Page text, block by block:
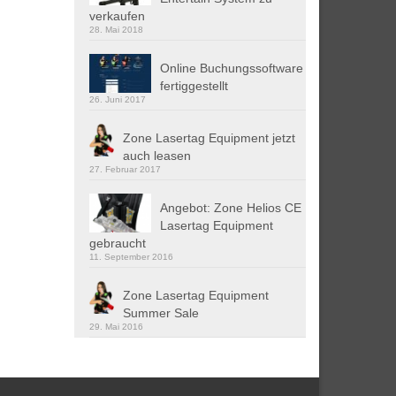
verkaufen
28. Mai 2018
Online Buchungssoftware
fertiggestellt
26. Juni 2017
Zone Lasertag Equipment jetzt
auch leasen
27. Februar 2017
Angebot: Zone Helios CE
Lasertag Equipment
gebraucht
11. September 2016
Zone Lasertag Equipment
Summer Sale
29. Mai 2016